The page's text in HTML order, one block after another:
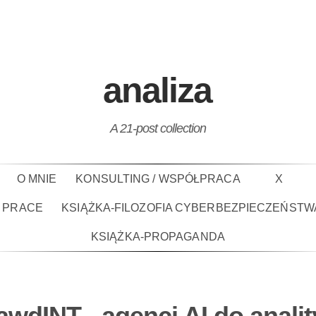
analiza
A 21-post collection
O MNIE KONSULTING / WSPÓŁPRACA X
PRACE KSIĄŻKA-FILOZOFIA
KSIĄŻKA-PROPAGANDA